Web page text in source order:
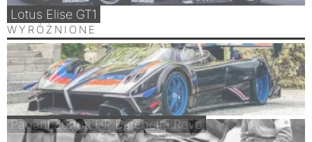
Lotus Elise GT1
WYRÓŻNIONE
Pagani Zonda HP Barchetta Revo